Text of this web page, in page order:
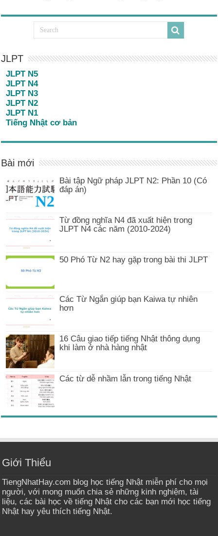
JLPT
JLPT N5
JLPT N4
JLPT N3
JLPT N2
JLPT N1
Tiếng Nhật cơ bản
Bài mới
Bài tập Ngữ pháp JLPT N2: Phần 10 (Có
đáp án)
Từ đồng nghĩa N4 đã xuất hiện trong
JLPT N4 các năm (2010-2024)
50 Phó Từ N2 hay gặp trong bài thi JLPT
Các Từ Ngắn giúp bạn Kaiwa tự nhiên
hơn
16 Câu giao tiếp tiếng Nhật thông dụng
khi làm ở nhà hàng nhật
Các từ dễ nhầm lẫn trong tiếng Nhật
Giới Thiểu
TiengNhatHay.com blog học tiếng Nhật miễn phí cho mọi
người, với mong muốn chia sẻ những kinh nghiệm, tài
liệu, các bài học về tiếng Nhật cho các bạn mới học tiếng
Nhật hay yêu thích tiếng Nhật.